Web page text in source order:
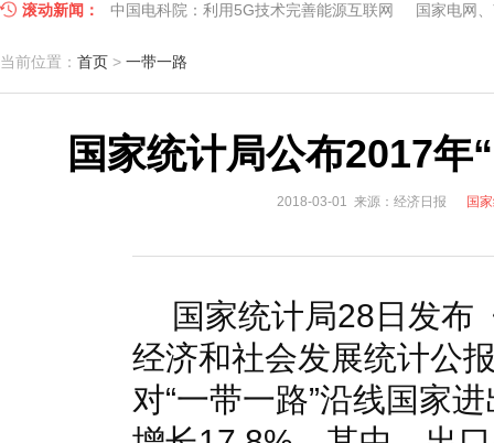
滚动新闻： 中国电科院：利用5G技术完善能源互联网 国家电网
江苏车牛山岛智能微电网验收投运
因储能而智慧，为储能而创新——第五届国际储能峰会
低温冷凝技术助力大气污染防治，打造清洁型绿色工业
当前位置： 首页 > 一带一路
国家统计局公布2017年
2018-03-01 来源：经济日报 国
国家统计局28日发布
经济和社会发展统计公
对“一带一路”沿线国家